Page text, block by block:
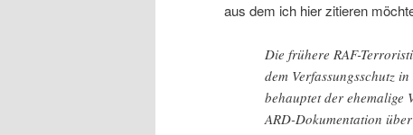
aus dem ich hier zitieren
Die frühere RAF-
dem Verfassungsschutz
behauptet der ehemalige
ARD-Dokumentation